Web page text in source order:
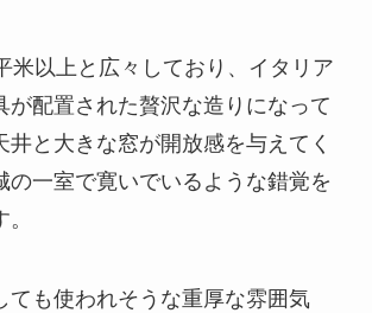
米以上と広々しており、イタリア
が配置された贅沢な造りになって
井と大きな窓が開放感を与えてく
の一室で寛いでいるような錯覚を
ても使われそうな重厚な雰囲気